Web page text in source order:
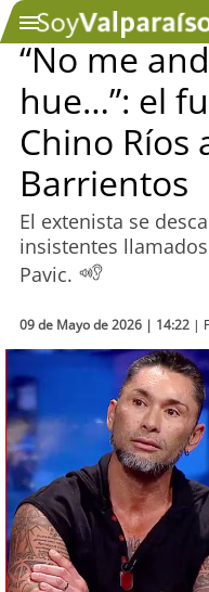
SOYTV
Podcast
Actualidad
Entretención
Economía
Deportes
Tecnología
Sostenibilidad
soy
“No me
hue…”: el
Chino Ríos
Barrientos
El extenista se
insistentes
Pavic.
09 de Mayo de 2026 | 14:22 |